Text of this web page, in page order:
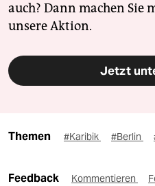
auch? Dann machen Sie
unsere Aktion.
Jetzt
Themen #Karibik #Berlin
Feedback Kommentieren